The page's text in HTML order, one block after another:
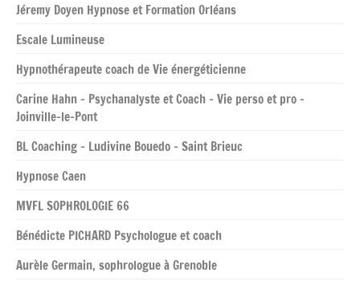
Jéremy Doyen Hypnose et Formation Orléans
Escale Lumineuse
Hypnothérapeute coach de Vie énergéticienne
Carine Hahn – Psychanalyste et Coach – Vie perso et pro –
Joinville-le-Pont
BL Coaching – Ludivine Bouedo – Saint Brieuc
Hypnose Caen
MVFL SOPHROLOGIE 66
Bénédicte PICHARD Psychologue et coach
Aurèle Germain, sophrologue à Grenoble